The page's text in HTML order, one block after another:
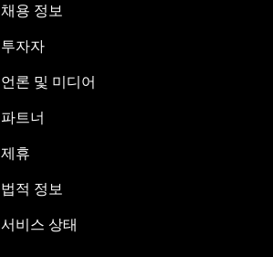
채용 정보
투자자
언론 및 미디어
파트너
제휴
법적 정보
서비스 상태